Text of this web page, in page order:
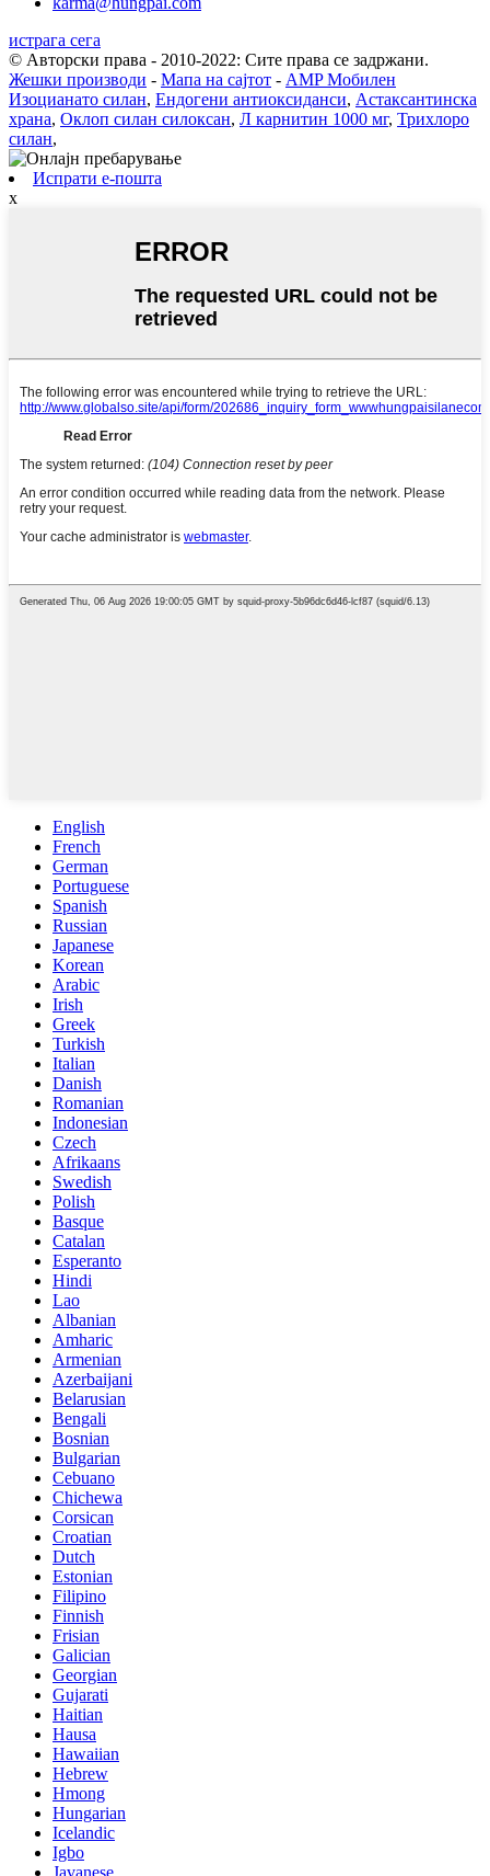
истрага сега
© Авторски права - 2010-2022: Сите права се задржани.
Жешки производи - Мапа на сајтот - AMP Мобилен
Изоцианато силан, Ендогени антиоксиданси, Астаксантинска
храна, Оклоп силан силоксан, Л карнитин 1000 мг, Трихлоро
силан,
Испрати е-пошта
x
English
French
German
Portuguese
Spanish
Russian
Japanese
Korean
Arabic
Irish
Greek
Turkish
Italian
Danish
Romanian
Indonesian
Czech
Afrikaans
Swedish
Polish
Basque
Catalan
Esperanto
Hindi
Lao
Albanian
Amharic
Armenian
Azerbaijani
Belarusian
Bengali
Bosnian
Bulgarian
Cebuano
Chichewa
Corsican
Croatian
Dutch
Estonian
Filipino
Finnish
Frisian
Galician
Georgian
Gujarati
Haitian
Hausa
Hawaiian
Hebrew
Hmong
Hungarian
Icelandic
Igbo
Javanese